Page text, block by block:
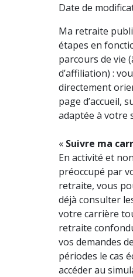
Date de
Ma retraite
étapes en
parcours de vie
d’affiliation) :
directement
page d’accueil,
adaptée à votre
« Suivre ma
En activité et
préoccupé par
retraite, vous
déjà consulter
votre carrière
retraite
vos demandes
périodes le cas
accéder au